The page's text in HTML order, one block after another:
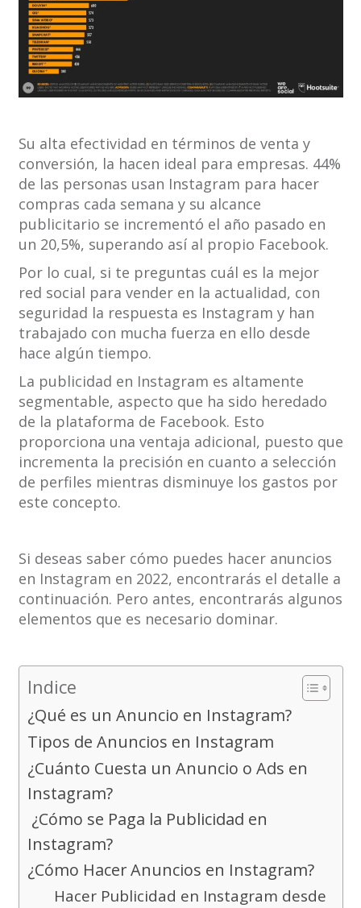
Su alta efectividad en términos de venta y
conversión, la hacen ideal para empresas. 44%
de las personas usan Instagram para hacer
compras cada semana y su alcance
publicitario se incrementó el año pasado en
un 20,5%, superando así al propio Facebook.
Por lo cual, si te preguntas cuál es la mejor
red social para vender en la actualidad, con
seguridad la respuesta es Instagram y han
trabajado con mucha fuerza en ello desde
hace algún tiempo.
La publicidad en Instagram es altamente
segmentable, aspecto que ha sido heredado
de la plataforma de Facebook. Esto
proporciona una ventaja adicional, puesto que
incrementa la precisión en cuanto a selección
de perfiles mientras disminuye los gastos por
este concepto.
Si deseas saber cómo puedes hacer anuncios
en Instagram en 2022, encontrarás el detalle a
continuación. Pero antes, encontrarás algunos
elementos que es necesario dominar.
Indice
¿Qué es un Anuncio en Instagram?
Tipos de Anuncios en Instagram
¿Cuánto Cuesta un Anuncio o Ads en
Instagram?
¿Cómo se Paga la Publicidad en
Instagram?
¿Cómo Hacer Anuncios en Instagram?
Hacer Publicidad en Instagram desde